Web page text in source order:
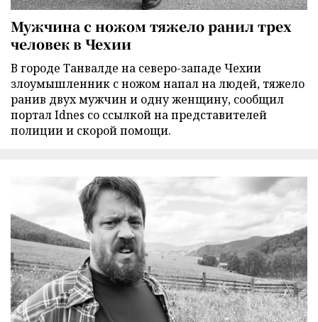
Мужчина с ножом тяжело ранил трех
человек в Чехии
В городе Танвалде на северо-западе Чехии
злоумышленник с ножом напал на людей, тяжело
ранив двух мужчин и одну женщину, сообщил
портал Idnes со ссылкой на представителей
полиции и скорой помощи.